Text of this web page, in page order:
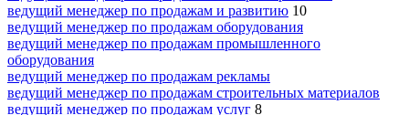
ведущий менеджер по продажам и развитию 10
ведущий менеджер по продажам оборудования
ведущий менеджер по продажам промышленного
оборудования
ведущий менеджер по продажам рекламы
ведущий менеджер по продажам строительных материалов
ведущий менеджер по продажам услуг 8